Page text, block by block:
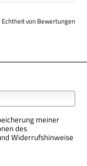
Echtheit von Bewertungen
meiner
des
Widerrufshinweise